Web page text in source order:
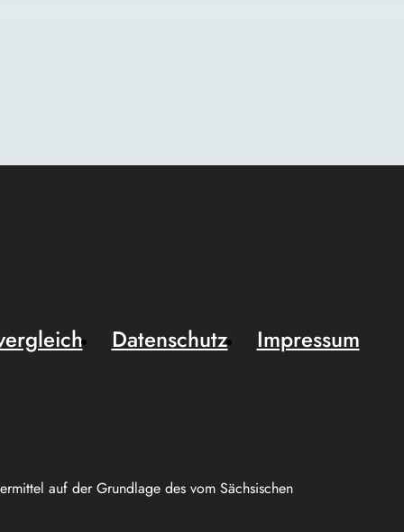
auf der Grundlage des vom Sächsischen
Datenschutz
Impressum